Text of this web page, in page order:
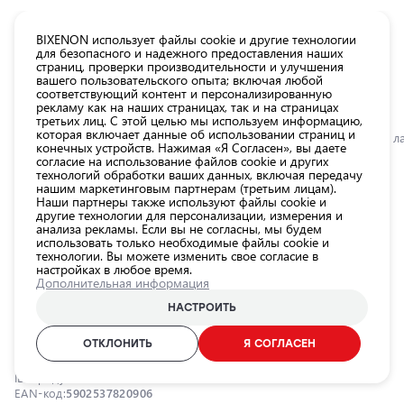
Главная Категории Магазин Лампы для автомобильных фар LED
LED лампы с ксеноновым
эффектом HB4, 9-16 В, 55 Вт,
6000 К, серия EXTREMO LIGHT
XENON EFFECT
EINPARTS / 25-584 / 6000K - холодный белый / HB4
ID продукта:
EAN-код:5902537820906
Все
товары
магазина
Магазин
Лампы для
автомобильных
Внешнее
освещение
автомобиля
Освещение
автомобиля
Аксессуары
для
освещения
BIXENON использует файлы cookie и другие технологии
для безопасного и надежного предоставления наших
страниц, проверки производительности и улучшения
вашего пользовательского опыта; включая любой
соответствующий контент и персонализированную
рекламу как на наших страницах, так и на страницах
третьих лиц. С этой целью мы используем информацию,
которая включает данные об использовании страниц и
конечных устройств. Нажимая «Я Согласен», вы даете
согласие на использование файлов cookie и других
технологий обработки ваших данных, включая передачу
нашим маркетинговым партнерам (третьим лицам).
Наши партнеры также используют файлы cookie и
другие технологии для персонализации, измерения и
анализа рекламы. Если вы не согласны, мы будем
использовать только необходимые файлы cookie и
технологии. Вы можете изменить свое согласие в
настройках в любое время.
Дополнительная информация
НАСТРОИТЬ
ОТКЛОНИТЬ Я СОГЛАСЕН